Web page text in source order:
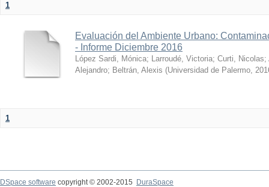
1
Evaluación del Ambiente Urbano:
- Informe Diciembre 2016
López Sardi, Mónica; Larroudé, Victoria; Curti, Nicolas;
Alejandro; Beltrán, Alexis (Universidad de Palermo,
1
DSpace software copyright © 2002-2015
DuraSpace